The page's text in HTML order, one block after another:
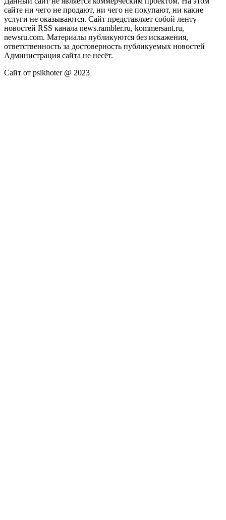
сайте ни чего не продают, ни чего не покупают, ни какие
услуги не оказываются. Сайт представляет собой ленту
новостей RSS канала news.rambler.ru, kommersant.ru,
newsru.com. Материалы публикуются без искажения,
ответственность за достоверность публикуемых новостей
Администрация сайта не несёт.
Сайт от psikhoter @ 2023